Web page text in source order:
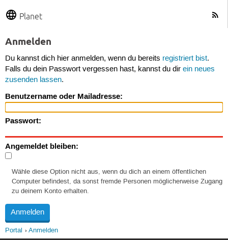
Planet
Anmelden
Du kannst dich hier anmelden, wenn du bereits registriert bist.
Falls du dein Passwort vergessen hast, kannst du dir ein neues
zusenden lassen.
Benutzername oder Mailadresse:
Passwort:
Angemeldet bleiben:
Wähle diese Option nicht aus, wenn du dich an einem öffentlichen
Computer befindest, da sonst fremde Personen möglicherweise Zugang
zu deinem Konto erhalten.
Portal Anmelden